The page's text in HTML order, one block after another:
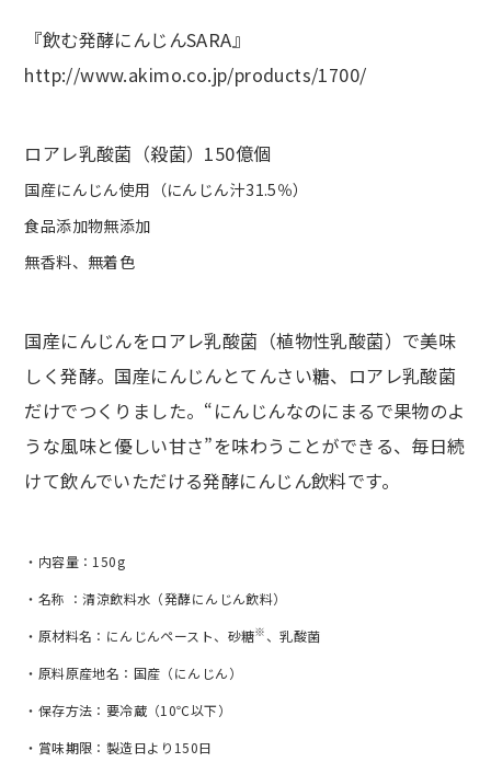
『飲む発酵にんじんSARA』
http://www.akimo.co.jp/products/1700/
ロアレ乳酸菌（殺菌）150億個
国産にんじん使用（にんじん汁31.5％）
食品添加物無添加
無香料、無着色
国産にんじんをロアレ乳酸菌（植物性乳酸菌）で美味
しく発酵。国産にんじんとてんさい糖、ロアレ乳酸菌
だけでつくりました。“にんじんなのにまるで果物のよ
うな風味と優しい甘さ”を味わうことができる、毎日続
けて飲んでいただける発酵にんじん飲料です。
・内容量：150g
・名称 ：清涼飲料水（発酵にんじん飲料）
・原材料名：にんじんペースト、砂糖※ 、乳酸菌
・原料原産地名：国産（にんじん）
・保存方法：要冷蔵（10℃以下）
・賞味期限：製造日より150日